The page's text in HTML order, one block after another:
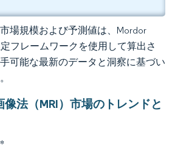
場規模および予測値は、Mordor
フレームワークを使用して算出さ
可能な最新のデータと洞察に基づい
法（MRI）市場のトレンドと
*